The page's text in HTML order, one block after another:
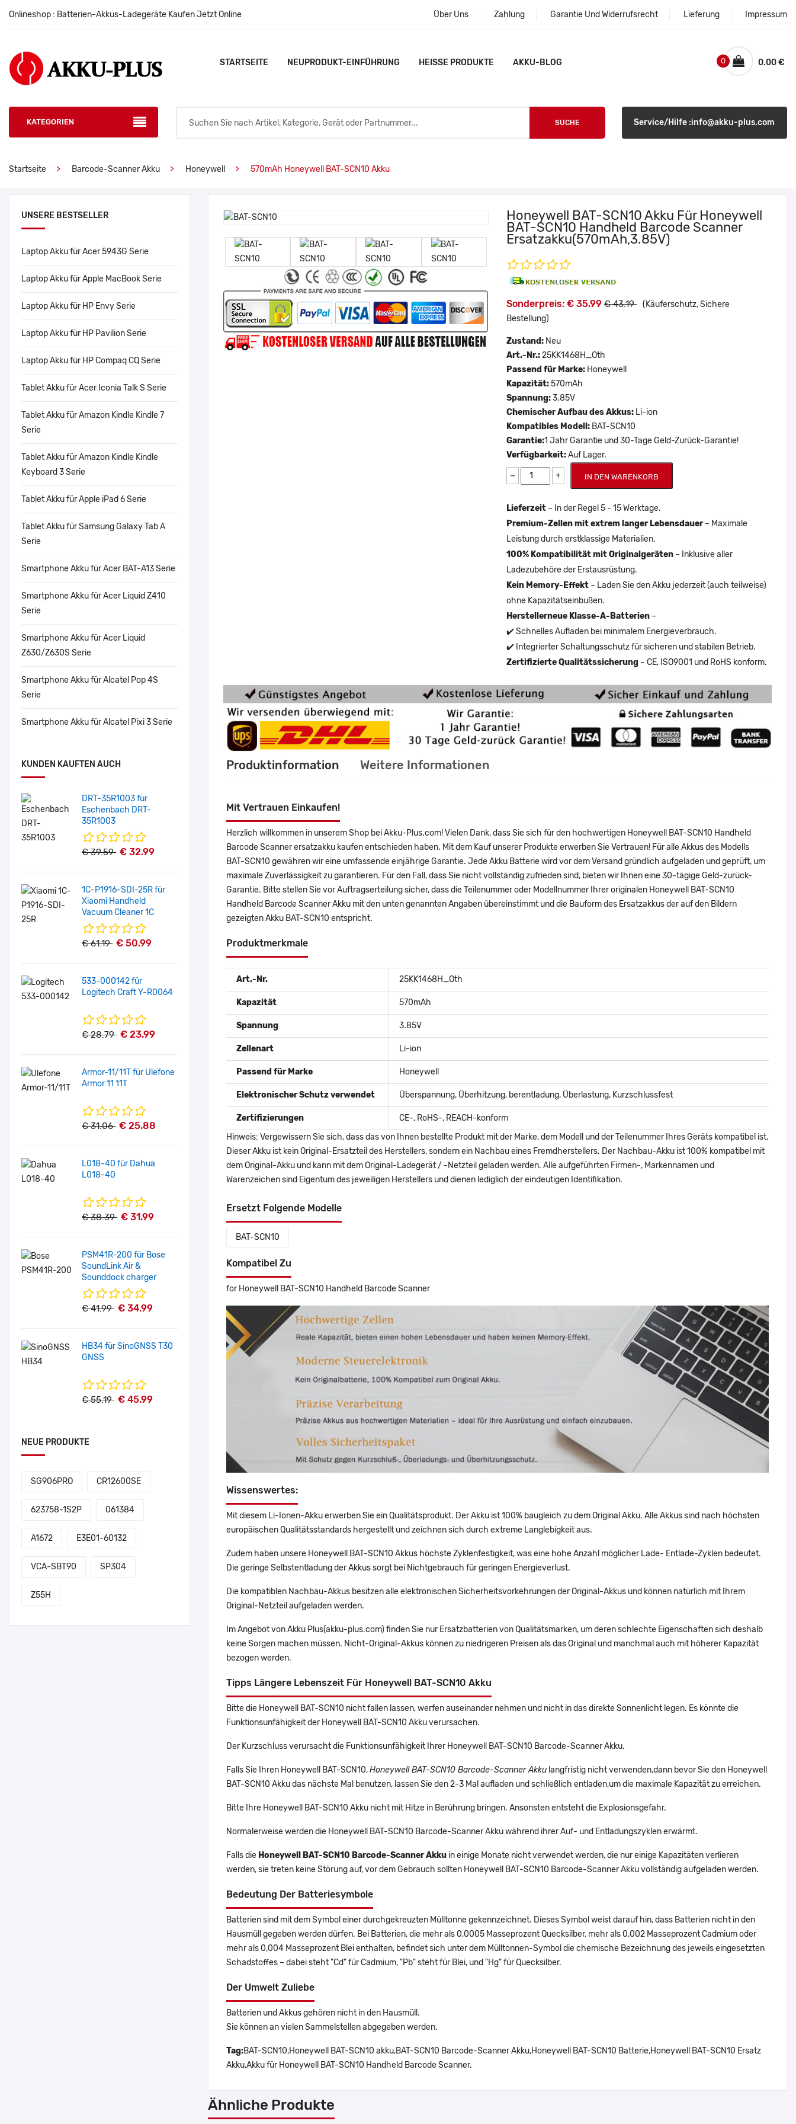
Onlineshop : Batterien-Akkus-Ladegeräte Kaufen Jetzt Online Über Uns Zahlung Garantie Und Widerrufsrecht Lieferung Impressum
STARTSEITE NEUPRODUKT-EINFÜHRUNG HEISSE PRODUKTE AKKU-BLOG 0.00 €
0
KATEGORIEN SUCHE Service/Hilfe :info@akku-plus.com
Startseite Barcode-Scanner Akku Honeywell 570mAh Honeywell BAT-SCN10 Akku
UNSERE BESTSELLER
Laptop Akku für Acer 5943G Serie
Laptop Akku für Apple MacBook Serie
Laptop Akku für HP Envy Serie
Laptop Akku für HP Pavilion Serie
Laptop Akku für HP Compaq CQ Serie
Tablet Akku für Acer Iconia Talk S Serie
Tablet Akku für Amazon Kindle Kindle 7
Serie
Tablet Akku für Amazon Kindle Kindle
Keyboard 3 Serie
Tablet Akku für Apple iPad 6 Serie
Tablet Akku für Samsung Galaxy Tab A
Serie
Smartphone Akku für Acer BAT-A13 Serie
Smartphone Akku für Acer Liquid Z410
Serie
Smartphone Akku für Acer Liquid
Z630/Z630S Serie
Smartphone Akku für Alcatel Pop 4S
Serie
Smartphone Akku für Alcatel Pixi 3 Serie
KUNDEN KAUFTEN AUCH
DRT-35R1003 für
Eschenbach DRT-
35R1003
€ 39.59 € 32.99
1C-P1916-SDI-25R für
Xiaomi Handheld
Vacuum Cleaner 1C
€ 61.19 € 50.99
533-000142 für
Logitech Craft Y-R0064
€ 28.79 € 23.99
Armor-11/11T für Ulefone
Armor 11 11T
€ 31.06 € 25.88
L018-40 für Dahua
L018-40
€ 38.39 € 31.99
PSM41R-200 für Bose
SoundLink Air &
Sounddock charger
€ 41.99 € 34.99
HB34 für SinoGNSS T30
GNSS
€ 55.19 € 45.99
NEUE PRODUKTE
SG906PRO CR12600SE
623758-1S2P 061384
A1672 E3E01-60132
VCA-SBT90 SP304
Z55H
Honeywell BAT-SCN10 Akku Für Honeywell
BAT-SCN10 Handheld Barcode Scanner
Ersatzakku(570mAh,3.85V)
Sonderpreis: € 35.99 € 43.19 (Käuferschutz, Sichere
Bestellung)
Zustand: Neu
Art.-Nr.:25KK1468H_Oth
Passend für Marke: Honeywell
Kapazität:570mAh
Spannung:3.85V
Chemischer Aufbau des Akkus: Li-ion
Kompatibles Modell: BAT-SCN10
Garantie:1 Jahr Garantie und 30-Tage Geld-Zurück-Garantie!
Verfügbarkeit:Auf Lager.
− + IN DEN WARENKORB
Lieferzeit – In der Regel 5 - 15 Werktage.
Premium-Zellen mit extrem langer Lebensdauer– Maximale
Leistung durch erstklassige Materialien.
100% Kompatibilität mit Originalgeräten – Inklusive aller
Ladezubehöre der Erstausrüstung.
Kein Memory-Effekt – Laden Sie den Akku jederzeit (auch teilweise)
ohne Kapazitätseinbußen.
Herstellerneue Klasse-A-Batterien –
✔️ Schnelles Aufladen bei minimalem Energieverbrauch.
✔️ Integrierter Schaltungsschutz für sicheren und stabilen Betrieb.
Zertifizierte Qualitätssicherung – CE, ISO9001 und RoHS konform.
Produktinformation Weitere Informationen
Mit Vertrauen Einkaufen!
Herzlich willkommen in unserem Shop bei Akku-Plus.com! Vielen Dank, dass Sie sich für den hochwertigen Honeywell BAT-SCN10 Handheld
Barcode Scanner ersatzakku kaufen entschieden haben. Mit dem Kauf unserer Produkte erwerben Sie Vertrauen! Für alle Akkus des Modells
BAT-SCN10 gewähren wir eine umfassende einjährige Garantie. Jede Akku Batterie wird vor dem Versand gründlich aufgeladen und geprüft, um
maximale Zuverlässigkeit zu garantieren. Für den Fall, dass Sie nicht vollständig zufrieden sind, bieten wir Ihnen eine 30-tägige Geld-zurück-
Garantie. Bitte stellen Sie vor Auftragserteilung sicher, dass die Teilenummer oder Modellnummer Ihrer originalen Honeywell BAT-SCN10
Handheld Barcode Scanner Akku mit den unten genannten Angaben übereinstimmt und die Bauform des Ersatzakkus der auf den Bildern
gezeigten Akku BAT-SCN10 entspricht.
Produktmerkmale
Art.-Nr. 25KK1468H_Oth
Kapazität 570mAh
Spannung 3.85V
Zellenart Li-ion
Passend für Marke Honeywell
Elektronischer Schutz verwendet Überspannung, Überhitzung, berentladung, Überlastung, Kurzschlussfest
Zertifizierungen
CE-, RoHS-, REACH-konform
Hinweis: Vergewissern Sie sich, dass das von Ihnen bestellte Produkt mit der Marke, dem Modell und der Teilenummer Ihres Geräts kompatibel ist.
Dieser Akku ist kein Original-Ersatzteil des Herstellers, sondern ein Nachbau eines Fremdherstellers. Der Nachbau-Akku ist 100% kompatibel mit
dem Original-Akku und kann mit dem Original-Ladegerät / -Netzteil geladen werden. Alle aufgeführten Firmen-, Markennamen und
Warenzeichen sind Eigentum des jeweiligen Herstellers und dienen lediglich der eindeutigen Identifikation.
Ersetzt Folgende Modelle
BAT-SCN10
Kompatibel Zu
for Honeywell BAT-SCN10 Handheld Barcode Scanner
Wissenswertes:
Mit diesem Li-Ionen-Akku erwerben Sie ein Qualitätsprodukt. Der Akku ist 100% baugleich zu dem Original Akku. Alle Akkus sind nach höchsten
europäischen Qualitätsstandards hergestellt und zeichnen sich durch extreme Langlebigkeit aus.
Zudem haben unsere Honeywell BAT-SCN10 Akkus höchste Zyklenfestigkeit, was eine hohe Anzahl möglicher Lade- Entlade-Zyklen bedeutet.
Die geringe Selbstentladung der Akkus sorgt bei Nichtgebrauch für geringen Energieverlust.
Die kompatiblen Nachbau-Akkus besitzen alle elektronischen Sicherheitsvorkehrungen der Original-Akkus und können natürlich mit Ihrem
Original-Netzteil aufgeladen werden.
Im Angebot von Akku Plus(akku-plus.com) finden Sie nur Ersatzbatterien von Qualitätsmarken, um deren schlechte Eigenschaften sich deshalb
keine Sorgen machen müssen. Nicht-Original-Akkus können zu niedrigeren Preisen als das Original und manchmal auch mit höherer Kapazität
bezogen werden.
Tipps Längere Lebenszeit Für Honeywell BAT-SCN10 Akku
Bitte die Honeywell BAT-SCN10 nicht fallen lassen, werfen auseinander nehmen und nicht in das direkte Sonnenlicht legen. Es könnte die
Funktionsunfähigkeit der Honeywell BAT-SCN10 Akku verursachen.
Der Kurzschluss verursacht die Funktionsunfähigkeit Ihrer Honeywell BAT-SCN10 Barcode-Scanner Akku.
Falls Sie Ihren Honeywell BAT-SCN10,Honeywell BAT-SCN10 Barcode-Scanner Akku langfristig nicht verwenden,dann bevor Sie den Honeywell
BAT-SCN10 Akku das nächste Mal benutzen, lassen Sie den 2-3 Mal aufladen und schließlich entladen,um die maximale Kapazität zu erreichen.
Bitte Ihre Honeywell BAT-SCN10 Akku nicht mit Hitze in Berührung bringen. Ansonsten entsteht die Explosionsgefahr.
Normalerweise werden die Honeywell BAT-SCN10 Barcode-Scanner Akku während ihrer Auf- und Entladungszyklen erwärmt.
Falls die Honeywell BAT-SCN10 Barcode-Scanner Akku in einige Monate nicht verwendet werden, die nur einige Kapazitäten verlieren
werden, sie treten keine Störung auf, vor dem Gebrauch sollten Honeywell BAT-SCN10 Barcode-Scanner Akku vollständig aufgeladen werden.
Bedeutung Der Batteriesymbole
Batterien sind mit dem Symbol einer durchgekreuzten Mülltonne gekennzeichnet. Dieses Symbol weist darauf hin, dass Batterien nicht in den
Hausmüll gegeben werden dürfen. Bei Batterien, die mehr als 0,0005 Masseprozent Quecksilber, mehr als 0,002 Masseprozent Cadmium oder
mehr als 0,004 Masseprozent Blei enthalten, befindet sich unter dem Mülltonnen-Symbol die chemische Bezeichnung des jeweils eingesetzten
Schadstoffes – dabei steht "Cd" für Cadmium, "Pb" steht für Blei, und "Hg" für Quecksilber.
Der Umwelt Zuliebe
Batterien und Akkus gehören nicht in den Hausmüll.
Sie können an vielen Sammelstellen abgegeben werden.
Tag:BAT-SCN10,Honeywell BAT-SCN10 akku,BAT-SCN10 Barcode-Scanner Akku,Honeywell BAT-SCN10 Batterie,Honeywell BAT-SCN10 Ersatz
Akku,Akku für Honeywell BAT-SCN10 Handheld Barcode Scanner.
Ähnliche Produkte